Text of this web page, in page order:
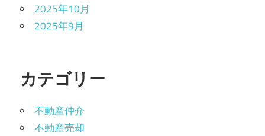
2025年10月
2025年9月
カテゴリー
不動産仲介
不動産売却